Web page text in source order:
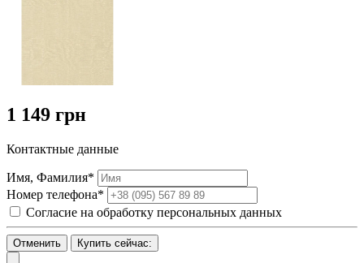
1 149 грн
Контактные данные
Имя, Фамилия*
Номер телефона*
Согласие на обработку персональных данных
Отменить Купить сейчас: